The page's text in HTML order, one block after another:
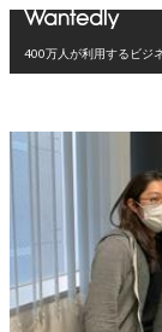
400万人が利用するビジ